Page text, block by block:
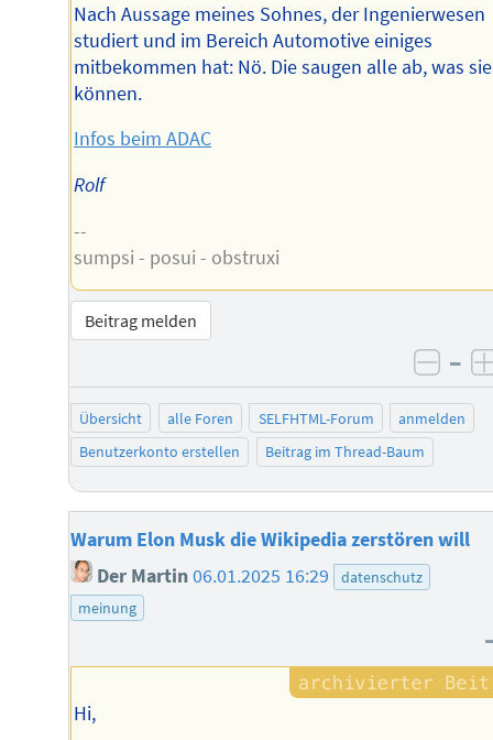
Nach Aussage meines Sohnes, der Ingenierwesen
studiert und im Bereich Automotive einiges
mitbekommen hat: Nö. Die saugen alle ab, was
können.
Infos beim ADAC
Rolf
--
sumpsi - posui - obstruxi
Beitrag melden
–
Übersicht alle Foren SELFHTML-Forum
anmelden
Benutzerkonto erstellen
Beitrag im Thread-Baum
Warum Elon Musk die Wikipedia zerstören will
Der Martin06.01.2025 16:29
datenschutz
meinung
Hi,